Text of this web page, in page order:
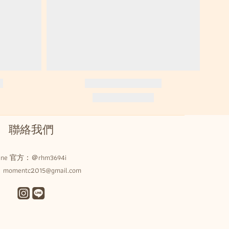
聯絡我們
官方： ＠rhm3694i